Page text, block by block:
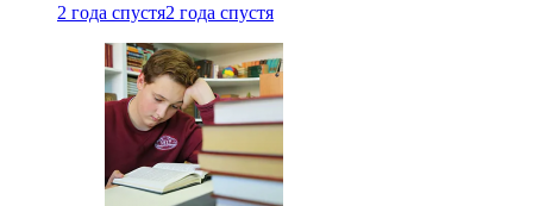
2 года спустя2 года спустя